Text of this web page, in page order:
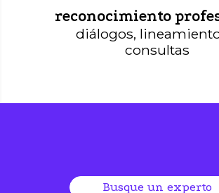
reconocimiento
diálogos,
consultas
Busque un experto